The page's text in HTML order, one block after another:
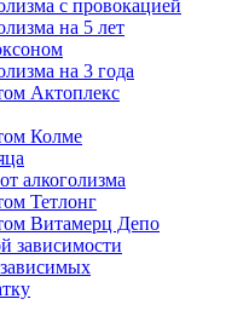
с провокацией
на 5 лет
на 3 года
Актоплекс
Колме
алкоголизма
Тетлонг
Витамерц Депо
зависимости